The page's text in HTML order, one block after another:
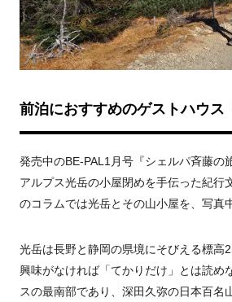
前泊におすすめのゲストハウス
発売中のBE-PAL1 月号『シェルパ斉藤の
アルプス光岳の小屋閉めを手伝った紀行
のコラムでは光岳とその山小屋を、写真
光岳は長野と静岡の県境にそびえる標高
興味がなければ「てかりだけ」とは読め
スの最南部であり、深田久弥の日本百名